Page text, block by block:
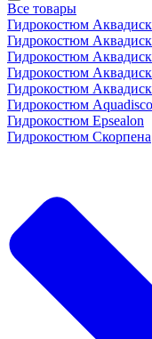
Все товары
Гидрокостюм
Гидрокостюм
Гидрокостюм
Гидрокостюм
Гидрокостюм
Гидрокостюм
Гидрокостюм Epsealon
Гидрокостюм Скорпена